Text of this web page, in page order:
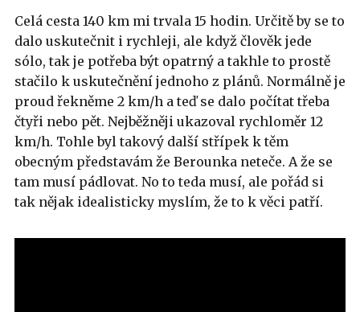
Celá cesta 140 km mi trvala 15 hodin. Určitě by se to
dalo uskutečnit i rychleji, ale když člověk jede
sólo, tak je potřeba být opatrný a takhle to prostě
stačilo k uskutečnění jednoho z plánů. Normálně je
proud řekněme 2 km/h a teď se dalo počítat třeba
čtyři nebo pět. Nejběžněji ukazoval rychloměr 12
km/h. Tohle byl takový další střípek k těm
obecným představám že Berounka neteče. A že se
tam musí pádlovat. No to teda musí, ale pořád si
tak nějak idealisticky myslím, že to k věci patří.